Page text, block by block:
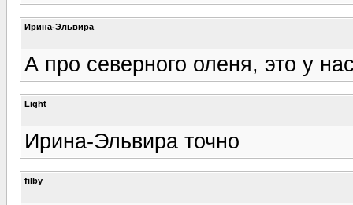
Ирина-Эльвира
А про северного оленя, это у
Light
Ирина-Эльвира точно
filby